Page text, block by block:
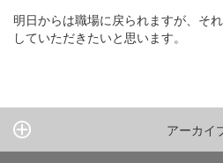
明日からは職場に戻られますが、そ
していただきたいと思います。
アーカイ